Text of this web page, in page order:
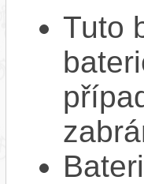
Tuto